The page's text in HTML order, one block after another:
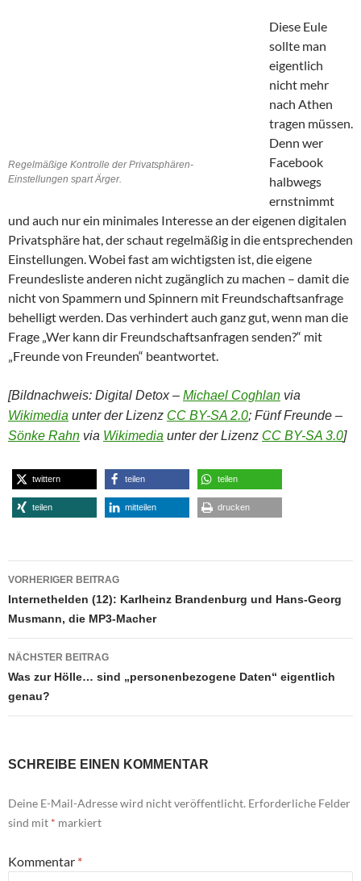
Regelmäßige Kontrolle der Privatsphären-
Einstellungen spart Ärger.
Diese Eule
sollte man
eigentlich
nicht mehr
nach Athen
tragen müssen.
Denn wer
Facebook
halbwegs
ernstnimmt
und auch nur ein minimales Interesse an der eigenen digitalen
Privatsphäre hat, der schaut regelmäßig in die entsprechenden
Einstellungen. Wobei fast am wichtigsten ist, die eigene
Freundesliste anderen nicht zugänglich zu machen – damit die
nicht von Spammern und Spinnern mit Freundschaftsanfrage
behelligt werden. Das verhindert auch ganz gut, wenn man die
Frage „Wer kann dir Freundschaftsanfragen senden?“ mit
„Freunde von Freunden“ beantwortet.
[Bildnachweis: Digital Detox – Michael Coghlan via
Wikimedia unter der Lizenz CC BY-SA 2.0; Fünf Freunde –
Sönke Rahn via Wikimedia unter der Lizenz CC BY-SA 3.0]
twittern teilen teilen
teilen mitteilen drucken
Beitragsnavigation
VORHERIGER BEITRAG
Internethelden (12): Karlheinz Brandenburg und Hans-Georg
Musmann, die MP3-Macher
NÄCHSTER BEITRAG
Was zur Hölle… sind „personenbezogene Daten“ eigentlich
genau?
SCHREIBE EINEN KOMMENTAR
Deine E-Mail-Adresse wird nicht veröffentlicht. Erforderliche Felder
sind mit * markiert
Kommentar *